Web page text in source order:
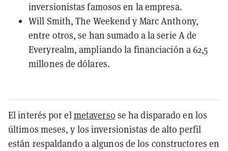
inversionistas famosos en la empresa.
Will Smith, The Weekend y Marc Anthony,
entre otros, se han sumado a la serie A de
Everyrealm, ampliando la financiación a 62,5
millones de dólares.
El interés por elmetaverso se ha disparado en los
últimos meses, y los inversionistas de alto perfil
están respaldando a algunos de los constructores en